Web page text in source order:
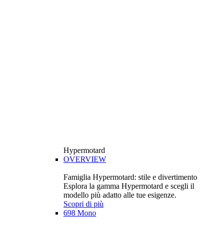
Hypermotard
OVERVIEW
Famiglia Hypermotard: stile e divertimento
Esplora la gamma Hypermotard e scegli il
modello più adatto alle tue esigenze.
Scopri di più
698 Mono